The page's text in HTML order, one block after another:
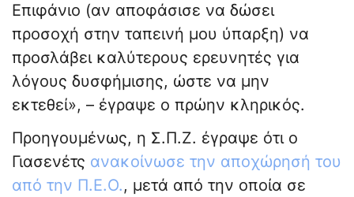
Επιφάνιο (αν αποφάσισε να δώσει
προσοχή στην ταπεινή μου ύπαρξη) να
προσλάβει καλύτερους ερευνητές για
λόγους δυσφήμισης, ώστε να μην
εκτεθεί», – έγραψε ο πρώην κληρικός.
Προηγουμένως, η Σ.Π.Ζ. έγραψε ότι ο
Γιασενέτς ανακοίνωσε την αποχώρησή του
από την Π.Ε.Ο., μετά από την οποία σε